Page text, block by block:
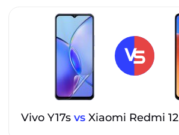
Vivo Y17s vs Xiaomi Redmi 12